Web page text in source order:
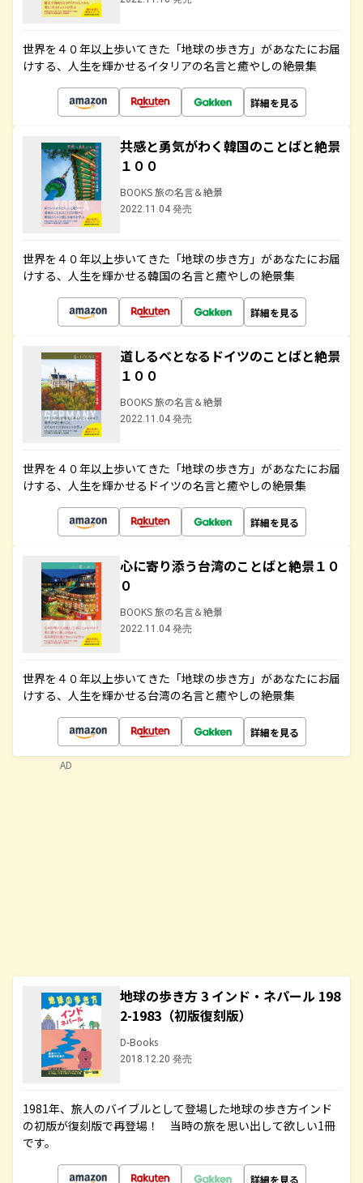
世界を４０年以上歩いてきた「地球の歩き方」があなたにお届
けする、人生を輝かせるイタリアの名言と癒やしの絶景集
詳細を見る
共感と勇気がわく韓国のことばと絶景
１００
BOOKS 旅の名言＆絶景
2022.11.04 発売
世界を４０年以上歩いてきた「地球の歩き方」があなたにお届
けする、人生を輝かせる韓国の名言と癒やしの絶景集
詳細を見る
道しるべとなるドイツのことばと絶景
１００
BOOKS 旅の名言＆絶景
2022.11.04 発売
世界を４０年以上歩いてきた「地球の歩き方」があなたにお届
けする、人生を輝かせるドイツの名言と癒やしの絶景集
詳細を見る
心に寄り添う台湾のことばと絶景１０
０
BOOKS 旅の名言＆絶景
2022.11.04 発売
世界を４０年以上歩いてきた「地球の歩き方」があなたにお届
けする、人生を輝かせる台湾の名言と癒やしの絶景集
詳細を見る
地球の歩き方 3 インド・ネパール 198
2-1983（初版復刻版）
D-Books
2018.12.20 発売
1981年、旅人のバイブルとして登場した地球の歩き方インド
の初版が復刻版で再登場！ 当時の旅を思い出して欲しい1冊
です。
詳細を見る
AD